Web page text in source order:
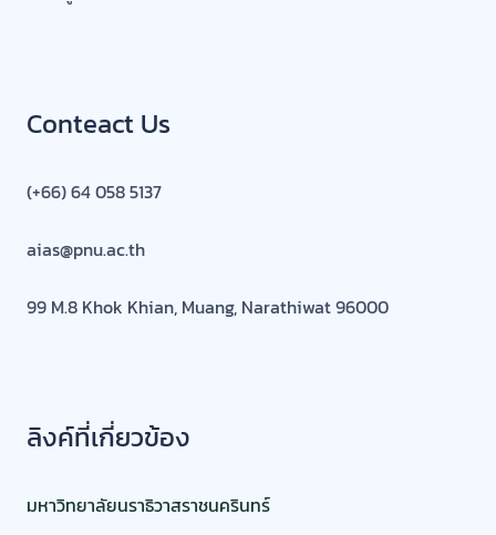
Conteact Us
(+66) 64 058 5137
aias@pnu.ac.th
99 M.8 Khok Khian, Muang, Narathiwat 96000
ลิงค์ที่เกี่ยวข้อง
มหาวิทยาลัยนราธิวาสราชนครินทร์